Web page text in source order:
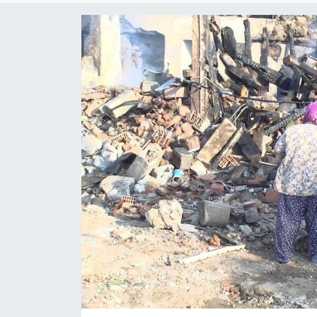
KÜLTÜR SANAT
MAGAZİN
SAĞLIK
SİYASET
TEKNOLOJİ
VİZYONDAKİLER